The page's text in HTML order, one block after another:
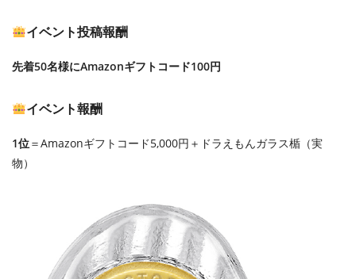
イベント投稿報酬
先着50名様にAmazonギフトコード100円
イベント報酬
1位＝Amazonギフトコード5,000円＋ドラえもんガラス楯（実
物）